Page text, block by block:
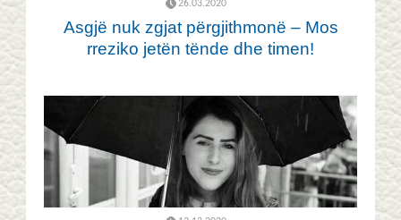
26.03.2020
Asgjë nuk zgjat përgjithmonë – Mos
rreziko jetën tënde dhe timen!